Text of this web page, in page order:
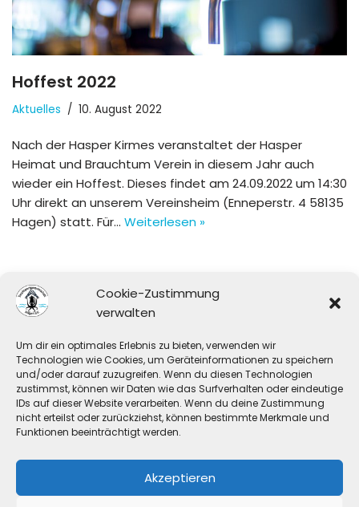
Cookie-Zustimmung
verwalten
Um dir ein optimales Erlebnis zu bieten, verwenden wir
Technologien wie Cookies, um Geräteinformationen zu speichern
und/oder darauf zuzugreifen. Wenn du diesen Technologien
zustimmst, können wir Daten wie das Surfverhalten oder eindeutige
IDs auf dieser Website verarbeiten. Wenn du deine Zustimmung
nicht erteilst oder zurückziehst, können bestimmte Merkmale und
Funktionen beeinträchtigt werden.
Akzeptieren
Hoffest 2022
Aktuelles 10. August 2022
Nach der Hasper Kirmes veranstaltet der Hasper
Heimat und Brauchtum Verein in diesem Jahr auch
wieder ein Hoffest. Dieses findet am 24.09.2022 um 14:30
Uhr direkt an unserem Vereinsheim (Enneperstr. 4 58135
Hagen) statt. Für… Weiterlesen »
Die TSG Hagen e.V. wird unterstützt durch: